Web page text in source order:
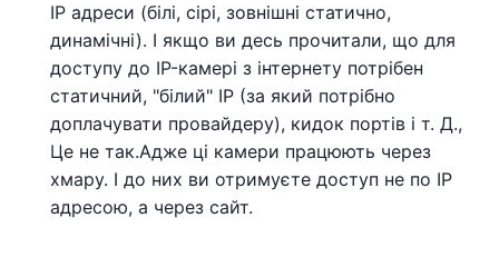
IP адреси (білі, сірі, зовнішні статично,
динамічні). І якщо ви десь прочитали, що для
доступу до IP-камері з інтернету потрібен
статичний, "білий" IP (за який потрібно
доплачувати провайдеру), кидок портів і т. Д.,
Це не так.Адже ці камери працюють через
хмару. І до них ви отримуєте доступ не по IP
адресою, а через сайт.